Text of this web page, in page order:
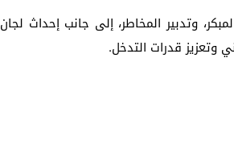
وتدبير المخاطر، إلى جانب إحداث لجان
وتعزيز قدرات التدخل.